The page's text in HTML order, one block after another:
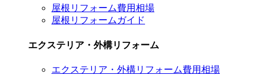
屋根リフォーム費用相場
屋根リフォームガイド
エクステリア・外構リフォーム
エクステリア・外構リフォーム費用相場